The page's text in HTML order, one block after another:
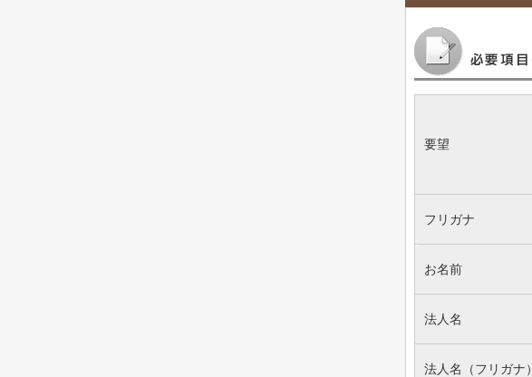
要望
フリガナ
お名前
法人名
法人名（フリガナ）